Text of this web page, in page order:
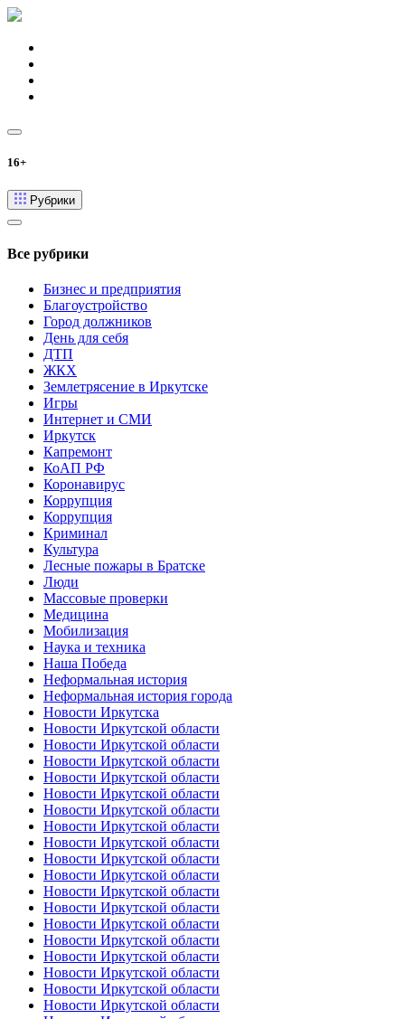
16+
Рубрики
Все рубрики
Бизнес и предприятия
Благоустройство
Город должников
День для себя
ДТП
ЖКХ
Землетрясение в Иркутске
Игры
Интернет и СМИ
Иркутск
Капремонт
КоАП РФ
Коронавирус
Коррупция
Коррупция
Криминал
Культура
Лесные пожары в Братске
Люди
Массовые проверки
Медицина
Мобилизация
Наука и техника
Наша Победа
Неформальная история
Неформальная история города
Новости Иркутска
Новости Иркутской области
Новости Иркутской области
Новости Иркутской области
Новости Иркутской области
Новости Иркутской области
Новости Иркутской области
Новости Иркутской области
Новости Иркутской области
Новости Иркутской области
Новости Иркутской области
Новости Иркутской области
Новости Иркутской области
Новости Иркутской области
Новости Иркутской области
Новости Иркутской области
Новости Иркутской области
Новости Иркутской области
Новости Иркутской области